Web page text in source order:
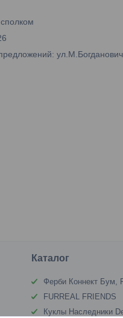
Каталог
Ферби Коннект Бум,
FURREAL FRIENDS
Куклы Наследники